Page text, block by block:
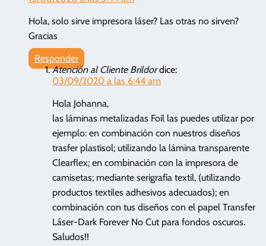
Hola, solo sirve impresora láser? Las otras no sirven?
Gracias
Responder
Atención al Cliente Brildor dice:
03/09/2020 a las 6:44 am
Hola Johanna,
las láminas metalizadas Foil las puedes utilizar por
ejemplo: en combinación con nuestros diseños
trasfer plastisol; utilizando la lámina transparente
Clearflex; en combinación con la impresora de
camisetas; mediante serigrafía textil, (utilizando
productos textiles adhesivos adecuados); en
combinación con tus diseños con el papel Transfer
Láser-Dark Forever No Cut para fondos oscuros.
Saludos!!